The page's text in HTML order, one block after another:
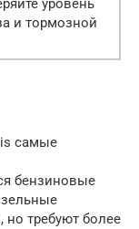
уровень
и тормозной
самые
бензиновые
но требуют более